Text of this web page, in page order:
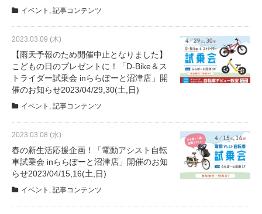
イベント 記事コンテンツ
2023.03.09 (木)
【雨天予報のため開催中止となりました】
こどもの日のプレゼントに！「D-Bike＆ス
トライダー試乗会 inららぽーと沼津店」開
催のお知らせ2023/04/29,30(土,日)
イベント 記事コンテンツ
2023.03.08 (水)
春の新生活応援企画！「電動アシスト自転
車試乗会 inららぽーと沼津店」開催のお知
らせ2023/04/15,16(土,日)
イベント 記事コンテンツ